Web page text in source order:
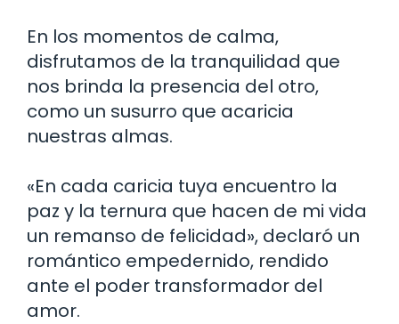
En los momentos de calma,
disfrutamos de la tranquilidad que
nos brinda la presencia del otro,
como un susurro que acaricia
nuestras almas.
«En cada caricia tuya encuentro la
paz y la ternura que hacen de mi vida
un remanso de felicidad», declaró un
romántico empedernido, rendido
ante el poder transformador del
amor.